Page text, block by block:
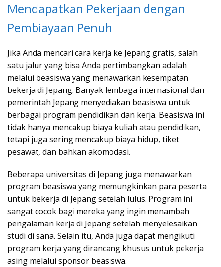
Mendapatkan Pekerjaan dengan
Pembiayaan Penuh
Jika Anda mencari cara kerja ke Jepang gratis, salah
satu jalur yang bisa Anda pertimbangkan adalah
melalui beasiswa yang menawarkan kesempatan
bekerja di Jepang. Banyak lembaga internasional dan
pemerintah Jepang menyediakan beasiswa untuk
berbagai program pendidikan dan kerja. Beasiswa ini
tidak hanya mencakup biaya kuliah atau pendidikan,
tetapi juga sering mencakup biaya hidup, tiket
pesawat, dan bahkan akomodasi.
Beberapa universitas di Jepang juga menawarkan
program beasiswa yang memungkinkan para peserta
untuk bekerja di Jepang setelah lulus. Program ini
sangat cocok bagi mereka yang ingin menambah
pengalaman kerja di Jepang setelah menyelesaikan
studi di sana. Selain itu, Anda juga dapat mengikuti
program kerja yang dirancang khusus untuk pekerja
asing melalui sponsor beasiswa.